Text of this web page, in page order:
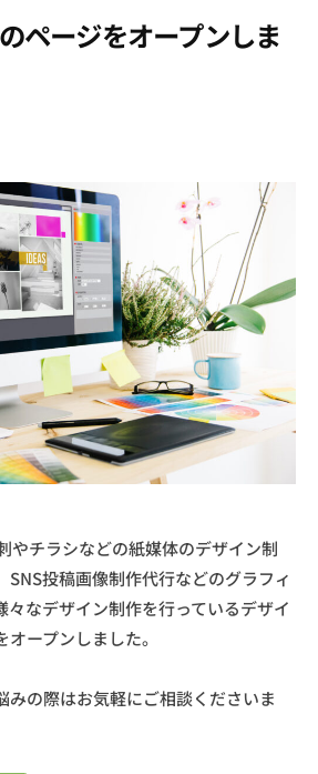
ページをオープンしま
やチラシなどの紙媒体のデザイン制
SNS投稿画像制作代行などのグラフィ
々なデザイン制作を行っているデザイ
ープンしました。
みの際はお気軽にご相談くださいま